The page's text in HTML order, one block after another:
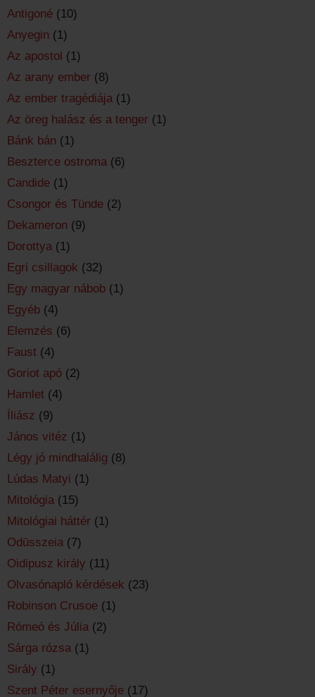
Antigoné (10)
Anyegin (1)
Az apostol (1)
Az arany ember (8)
Az ember tragédiája (1)
Az öreg halász és a tenger (1)
Bánk bán (1)
Beszterce ostroma (6)
Candide (1)
Csongor és Tünde (2)
Dekameron (9)
Dorottya (1)
Egri csillagok (32)
Egy magyar nábob (1)
Egyéb (4)
Elemzés (6)
Faust (4)
Goriot apó (2)
Hamlet (4)
Íliász (9)
János vitéz (1)
Légy jó mindhalálig (8)
Lúdas Matyi (1)
Mitológia (15)
Mitológiai háttér (1)
Odüsszeia (7)
Oidipusz király (11)
Olvasónapló kérdések (23)
Robinson Crusoe (1)
Rómeó és Júlia (2)
Sárga rózsa (1)
Sirály (1)
Szent Péter esernyője (17)